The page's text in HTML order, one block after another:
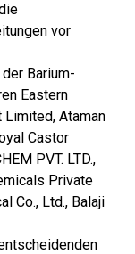
vor
Barium-
Eastern
Limited, Ataman
Castor
PVT. LTD.,
Private
Co., Ltd., Balaji